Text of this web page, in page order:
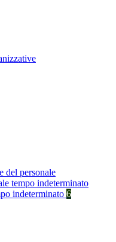
del personale
tempo indeterminato
indeterminato 6